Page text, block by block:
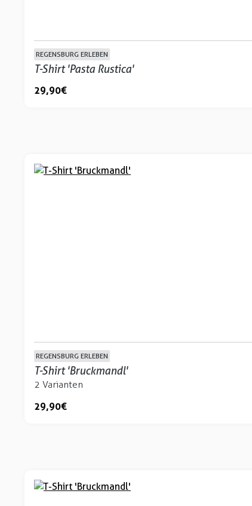
REGENSBURG ERLEBEN
T-Shirt 'Pasta Rustica'
29,90 €
REGENSBURG ERLEBEN
T-Shirt 'Bruckmandl'
2 Varianten
29,90 €